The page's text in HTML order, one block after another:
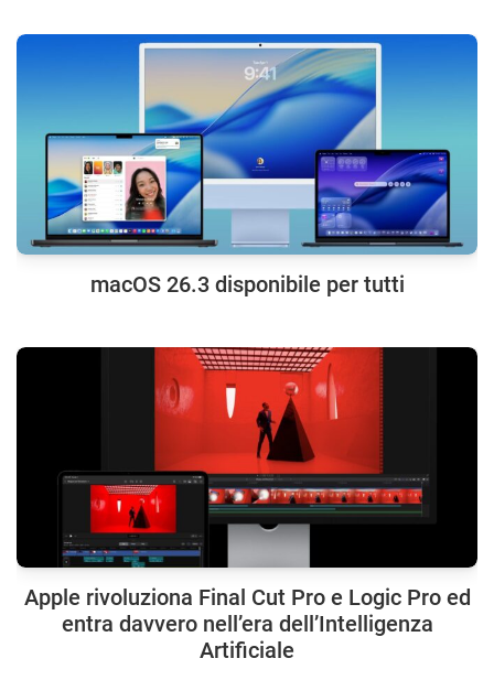
macOS 26.3 disponibile per tutti
Apple rivoluziona Final Cut Pro e Logic Pro ed
entra davvero nell’era dell’Intelligenza
Artificiale